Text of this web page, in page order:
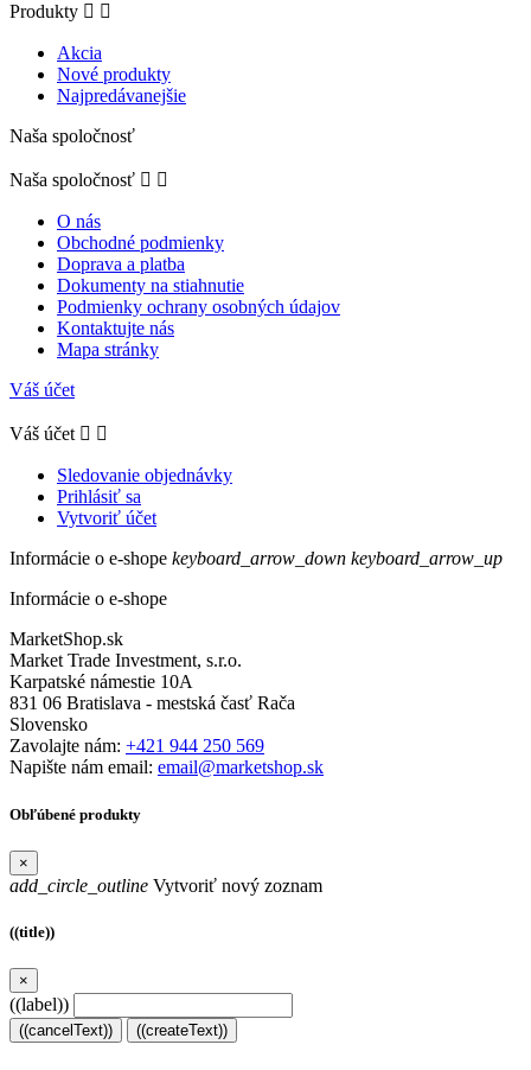
Produkty  
Akcia
Nové produkty
Najpredávanejšie
Naša spoločnosť
Naša spoločnosť  
O nás
Obchodné podmienky
Doprava a platba
Dokumenty na stiahnutie
Podmienky ochrany osobných údajov
Kontaktujte nás
Mapa stránky
Váš účet
Váš účet  
Sledovanie objednávky
Prihlásiť sa
Vytvoriť účet
Informácie o e-shope keyboard_arrow_down keyboard_arrow_up
Informácie o e-shope
MarketShop.sk
Market Trade Investment, s.r.o.
Karpatské námestie 10A
831 06 Bratislava - mestská časť Rača
Slovensko
Zavolajte nám: +421 944 250 569
Napište nám email: email@marketshop.sk
Obľúbené produkty
×
add_circle_outline Vytvoriť nový zoznam
((title))
×
((label))
((cancelText)) ((createText))